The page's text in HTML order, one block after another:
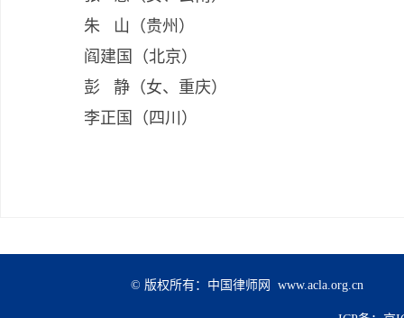
朱 山（贵州）
阎建国（北京）
彭 静（女、重庆）
李正国（四川）
© 版权所有：中国律师网 www.acla.org.cn